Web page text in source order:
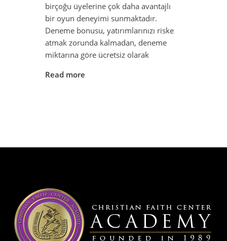
birçoğu üyelerine çok daha avantajlı
bir oyun deneyimi sunmaktadır.
Deneme bonusu, yatırımlarınızı riske
atmak zorunda kalmadan, deneme
miktarına göre ücretsiz olarak
Read more